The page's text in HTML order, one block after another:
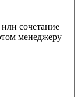
сочетание
менеджеру